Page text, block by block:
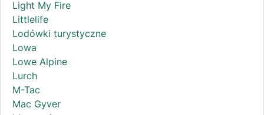
Light My Fire
Littlelife
Lodówki turystyczne
Lowa
Lowe Alpine
Lurch
M-Tac
Mac Gyver